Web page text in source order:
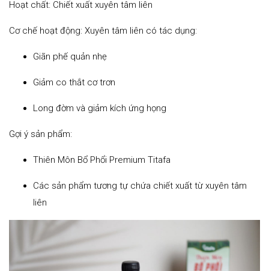
Hoạt chất: Chiết xuất xuyên tâm liên
Cơ chế hoạt động: Xuyên tâm liên có tác dụng:
Giãn phế quản nhẹ
Giảm co thắt cơ trơn
Long đờm và giảm kích ứng họng
Gợi ý sản phẩm:
Thiên Môn Bổ Phổi Premium Titafa
Các sản phẩm tương tự chứa chiết xuất từ xuyên tâm
liên